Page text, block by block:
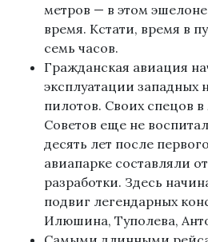
метров — в этом
время. Кстати, время в
семь часов.
Гражданская авиация
эксплуатации западных
пилотов. Своих спецов
Советов еще не
десять лет после
авиапарке составляли
разработки. Здесь
подвиг легендарных
Илюшина, Туполева,